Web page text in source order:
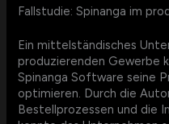
Fallstudie: Spinanga im
Ein mittelständisches
produzierenden Gewerbe
Spinanga Software seine
optimieren. Durch die
Bestellprozessen und die